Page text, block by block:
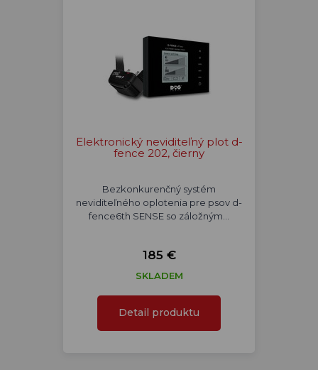
Elektronický neviditeľný plot d-
fence 202, čierny
Bezkonkurenčný systém
neviditeľného oplotenia pre psov d-
fence6th SENSE so záložným…
185 €
SKLADEM
Detail produktu